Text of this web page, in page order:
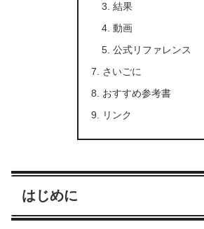
結果
動画
公式リファレンス
さいごに
おすすめ参考書
リンク
はじめに